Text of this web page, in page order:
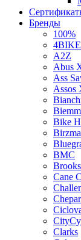
Бренды
100%
4BIKE
A2Z
Abus
Ass
Assos
Bike
BMC
Cane
Clarks